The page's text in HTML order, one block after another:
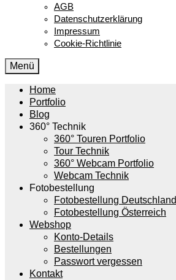
AGB
Datenschutzerklärung
Impressum
Cookie-Richtlinie
Menü
Home
Portfolio
Blog
360° Technik
360° Touren Portfolio
Tour Technik
360° Webcam Portfolio
Webcam Technik
Fotobestellung
Fotobestellung Deutschland
Fotobestellung Österreich
Webshop
Konto-Details
Bestellungen
Passwort vergessen
Kontakt